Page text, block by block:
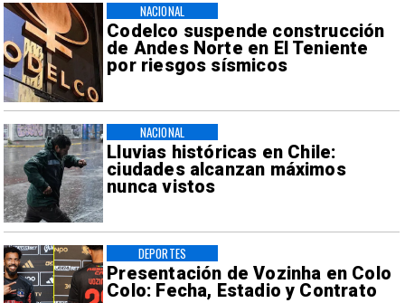
Codelco suspende construcción
de Andes Norte en El Teniente
por riesgos sísmicos
NACIONAL
Lluvias históricas en Chile:
ciudades alcanzan máximos
nunca vistos
NACIONAL
Presentación de Vozinha en Colo
Colo: Fecha, Estadio y Contrato
DEPORTES